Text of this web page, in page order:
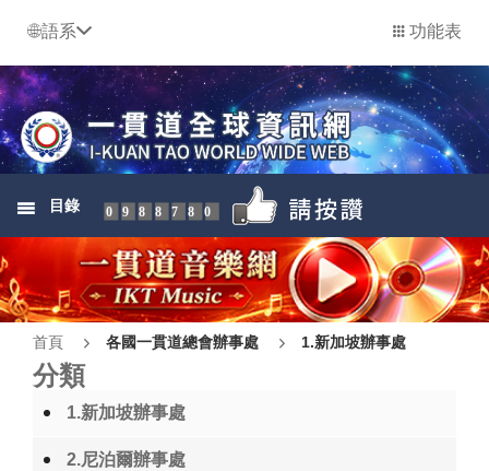
語系 功能表
目錄 0988780
首頁 各國一貫道總會辦事處 1.新加坡辦事處
分類
1.新加坡辦事處
2.尼泊爾辦事處